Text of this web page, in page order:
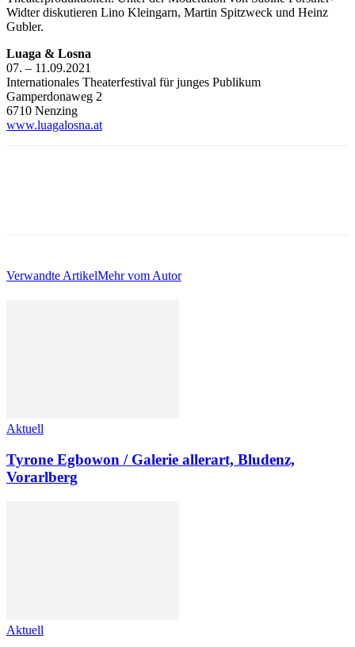
Widter diskutieren Lino Kleingarn, Martin Spitzweck und Heinz
Gubler.
Luaga & Losna
07. – 11.09.2021
Internationales Theaterfestival für junges Publikum
Gamperdonaweg 2
6710 Nenzing
www.luagalosna.at
Verwandte ArtikelMehr vom Autor
Aktuell
Tyrone Egbowon / Galerie allerart, Bludenz,
Vorarlberg
Aktuell